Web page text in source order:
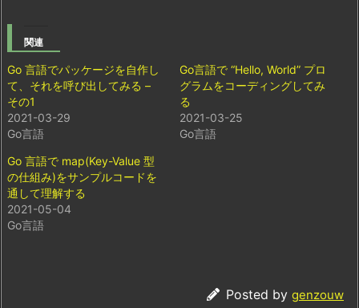
関連
Go 言語でパッケージを自作し
て、それを呼び出してみる –
その1
2021-03-29
Go言語
Go言語で “Hello, World” プロ
グラムをコーディングしてみ
る
2021-03-25
Go言語
Go 言語で map(Key-Value 型
の仕組み)をサンプルコードを
通して理解する
2021-05-04
Go言語
Posted by genzouw